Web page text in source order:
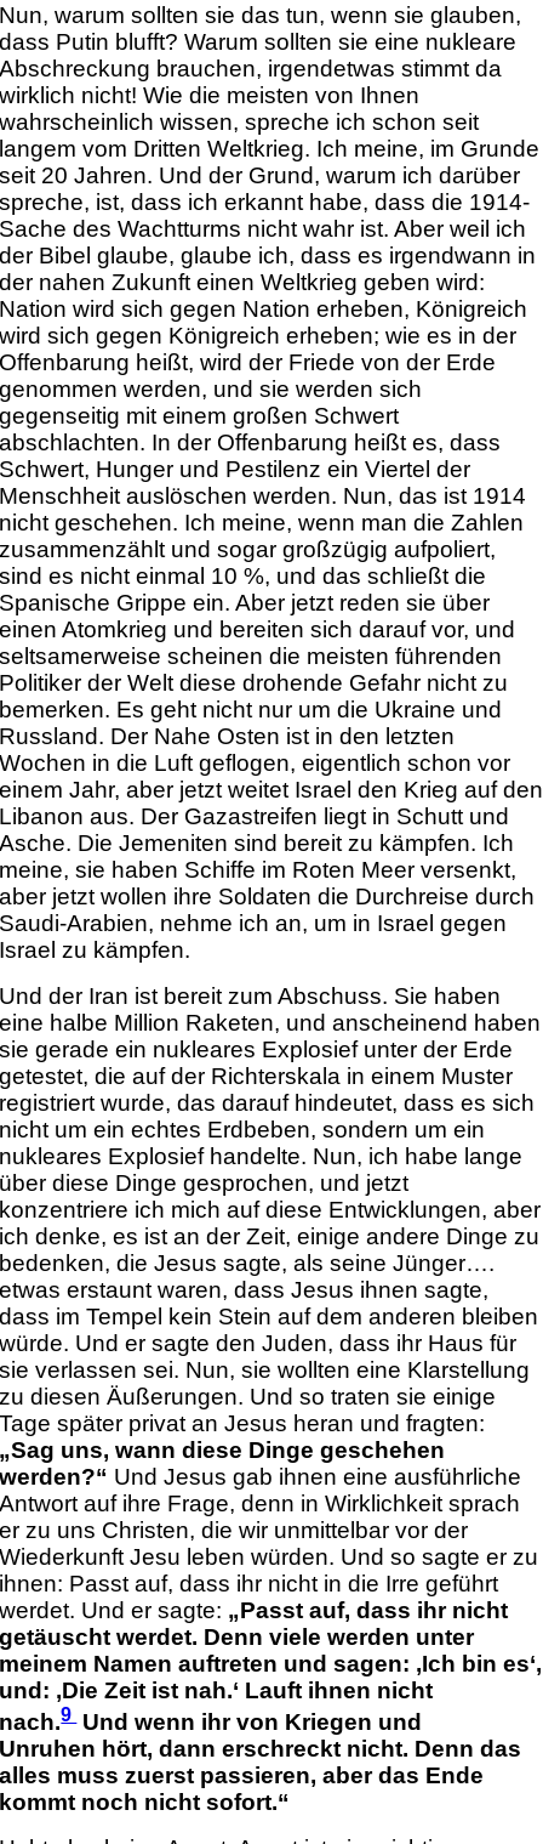
Nun, warum sollten sie das tun, wenn sie glauben,
dass Putin blufft? Warum sollten sie eine nukleare
Abschreckung brauchen, irgendetwas stimmt da
wirklich nicht! Wie die meisten von Ihnen
wahrscheinlich wissen, spreche ich schon seit
langem vom Dritten Weltkrieg. Ich meine, im Grunde
seit 20 Jahren. Und der Grund, warum ich darüber
spreche, ist, dass ich erkannt habe, dass die 1914-
Sache des Wachtturms nicht wahr ist. Aber weil ich
der Bibel glaube, glaube ich, dass es irgendwann in
der nahen Zukunft einen Weltkrieg geben wird:
Nation wird sich gegen Nation erheben, Königreich
wird sich gegen Königreich erheben; wie es in der
Offenbarung heißt, wird der Friede von der Erde
genommen werden, und sie werden sich
gegenseitig mit einem großen Schwert
abschlachten. In der Offenbarung heißt es, dass
Schwert, Hunger und Pestilenz ein Viertel der
Menschheit auslöschen werden. Nun, das ist 1914
nicht geschehen. Ich meine, wenn man die Zahlen
zusammenzählt und sogar großzügig aufpoliert,
sind es nicht einmal 10 %, und das schließt die
Spanische Grippe ein. Aber jetzt reden sie über
einen Atomkrieg und bereiten sich darauf vor, und
seltsamerweise scheinen die meisten führenden
Politiker der Welt diese drohende Gefahr nicht zu
bemerken. Es geht nicht nur um die Ukraine und
Russland. Der Nahe Osten ist in den letzten
Wochen in die Luft geflogen, eigentlich schon vor
einem Jahr, aber jetzt weitet Israel den Krieg auf den
Libanon aus. Der Gazastreifen liegt in Schutt und
Asche. Die Jemeniten sind bereit zu kämpfen. Ich
meine, sie haben Schiffe im Roten Meer versenkt,
aber jetzt wollen ihre Soldaten die Durchreise durch
Saudi-Arabien, nehme ich an, um in Israel gegen
Israel zu kämpfen.
Und der Iran ist bereit zum Abschuss. Sie haben
eine halbe Million Raketen, und anscheinend haben
sie gerade ein nukleares Explosief unter der Erde
getestet, die auf der Richterskala in einem Muster
registriert wurde, das darauf hindeutet, dass es sich
nicht um ein echtes Erdbeben, sondern um ein
nukleares Explosief handelte. Nun, ich habe lange
über diese Dinge gesprochen, und jetzt
konzentriere ich mich auf diese Entwicklungen, aber
ich denke, es ist an der Zeit, einige andere Dinge zu
bedenken, die Jesus sagte, als seine Jünger….
etwas erstaunt waren, dass Jesus ihnen sagte,
dass im Tempel kein Stein auf dem anderen bleiben
würde. Und er sagte den Juden, dass ihr Haus für
sie verlassen sei. Nun, sie wollten eine Klarstellung
zu diesen Äußerungen. Und so traten sie einige
Tage später privat an Jesus heran und fragten:
„Sag uns, wann diese Dinge geschehen
werden?“ Und Jesus gab ihnen eine ausführliche
Antwort auf ihre Frage, denn in Wirklichkeit sprach
er zu uns Christen, die wir unmittelbar vor der
Wiederkunft Jesu leben würden. Und so sagte er zu
ihnen: Passt auf, dass ihr nicht in die Irre geführt
werdet. Und er sagte: „Passt auf, dass ihr nicht
getäuscht werdet. Denn viele werden unter
meinem Namen auftreten und sagen: ‚Ich bin es‘,
und: ‚Die Zeit ist nah.‘ Lauft ihnen nicht
nach.9 Und wenn ihr von Kriegen und
Unruhen hört, dann erschreckt nicht. Denn das
alles muss zuerst passieren, aber das Ende
kommt noch nicht sofort.“